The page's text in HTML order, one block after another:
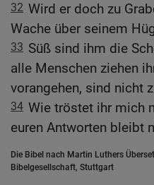
32 Wird er doch zu
Wache über seinem
33 Süß sind ihm die
alle Menschen ziehen
vorangehen, sind nicht
34 Wie tröstet ihr mich
euren Antworten bleibt
Die Bibel nach Martin Luthers
Bibelgesellschaft, Stuttgart